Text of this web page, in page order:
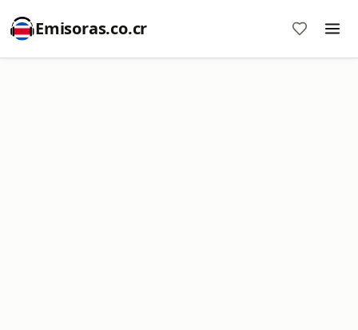
Emisoras.co.cr